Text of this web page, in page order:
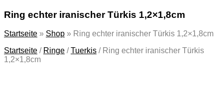
Ring echter iranischer Türkis 1,2×1,8cm
Startseite » Shop » Ring echter iranischer Türkis 1,2×1,8cm
Startseite / Ringe /Tuerkis / Ring echter iranischer Türkis
1,2×1,8cm